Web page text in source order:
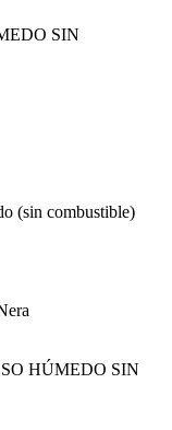
SIN
(sin combustible)
HÚMEDO SIN